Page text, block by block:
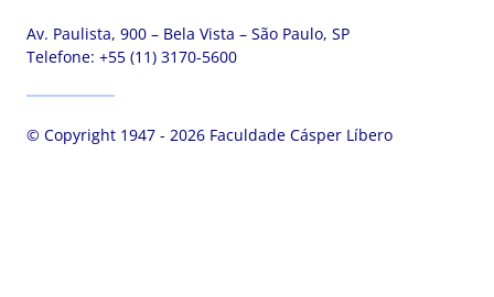
Av. Paulista, 900 – Bela Vista – São Paulo, SP
Telefone: +55 (11) 3170-5600
© Copyright 1947 - 2026 Faculdade Cásper Líbero